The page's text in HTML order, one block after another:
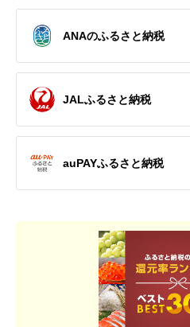
ANAのふるさと納税
JALふるさと納税
auPAYふるさと納税